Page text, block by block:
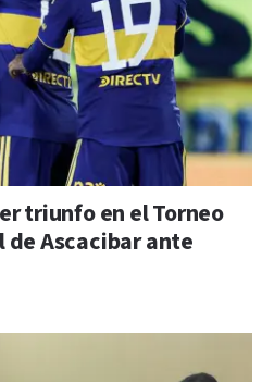
triunfo en el Torneo
de Ascacibar ante